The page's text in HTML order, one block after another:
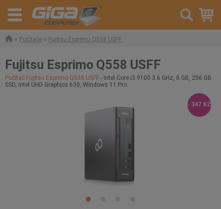
» Počítače » Fujitsu Esprimo Q558 USFF
Fujitsu Esprimo Q558 USFF
Počítač Fujitsu Esprimo Q558 USFF - Intel Core i3 9100 3.6 GHz, 8 GB, 256 GB
SSD, Intel UHD Graphics 630, Windows 11 Pro
- 347 Kč